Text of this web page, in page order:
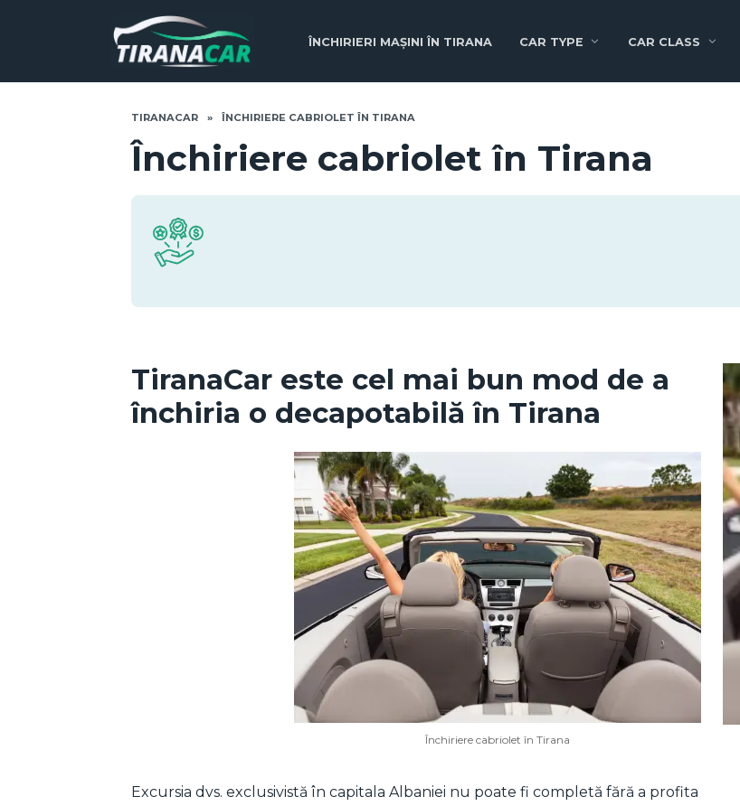
ÎNCHIRIERI MAȘINI ÎN TIRANA CAR TYPE CAR CLASS
TIRANACAR » ÎNCHIRIERE CABRIOLET ÎN TIRANA
Închiriere cabriolet în Tirana
TiranaCar este cel mai bun mod de a
închiria o decapotabilă în Tirana
Închiriere cabriolet în Tirana
Excursia dvs. exclusivistă în capitala Albaniei nu poate fi completă fără a profita